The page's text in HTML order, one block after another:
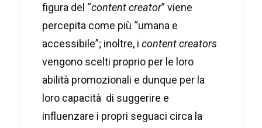
figura del “content creator” viene
percepita come più “umana e
accessibile”; inoltre, i content creators
vengono scelti proprio per le loro
abilità promozionali e dunque per la
loro capacità di suggerire e
influenzare i propri seguaci circa la